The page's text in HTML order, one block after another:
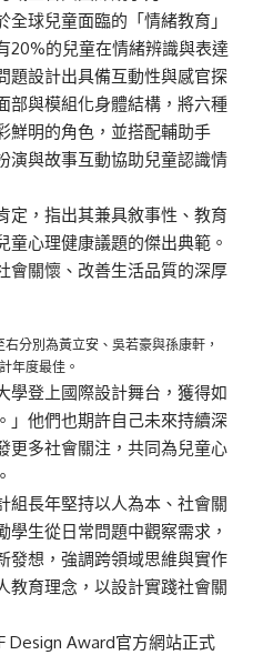
球兒童面臨的「情緒教育」
20%的兒童在情緒辨識與表達
題設計出具備互動性與感官探
部與模組化身體結構，將六種
鮮明的角色，並搭配輔助手
演與故事互動協助兒童認識情
定，指出其兼具敘事性、教育
心理健康議題的傑出典範。
會關懷、改善生活品質的深厚
分別為黃立安、吳若豪與孫康軒，
年度最佳。
學登上國際設計舞台，獲得如
」他們也期許自己未來持續深
更多社會關注，共同為兒童心
組長年堅持以人為本、社會關
生從日常問題中觀察需求，
發想，強調跨領域思維與實作
教育理念，以設計實踐社會關
Design Award官方網站正式